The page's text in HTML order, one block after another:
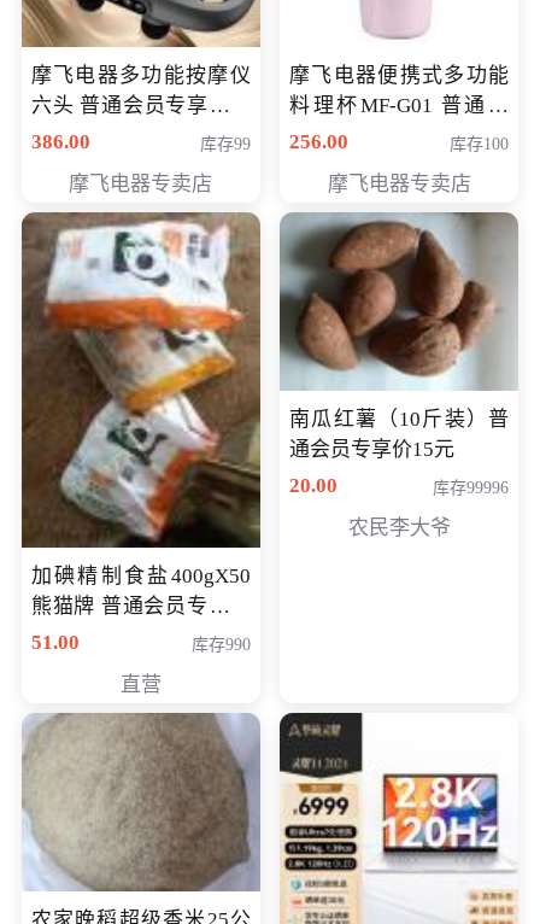
摩飞电器多功能按摩仪
六头 普通会员专享价格
199元
386.00 库存99
摩飞电器专卖店
摩飞电器便携式多功能
料理杯MF-G01 普通会
员专享价格118元
256.00 库存100
摩飞电器专卖店
加碘精制食盐400gX50
熊猫牌 普通会员专享价
格50元
51.00 库存990
直营
南瓜红薯（10斤装）普
通会员专享价15元
20.00
库存99996
农民李大爷